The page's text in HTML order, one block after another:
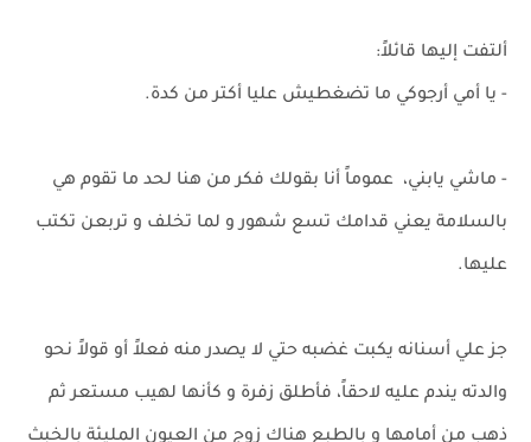
ألتفت إليها قائلاً:
- يا أمي أرجوكي ما تضغطيش عليا أكتر من كدة.
- ماشي يابني، عموماً أنا بقولك فكر من هنا لحد ما تقوم هي
بالسلامة يعني قدامك تسع شهور و لما تخلف و تربعن تكتب
عليها.
جز علي أسنانه يكبت غضبه حتي لا يصدر منه فعلاً أو قولاً نحو
والدته يندم عليه لاحقاً، فأطلق زفرة و كأنها لهيب مستعر ثم
ذهب من أمامها و بالطبع هناك زوج من العيون المليئة بالخبث